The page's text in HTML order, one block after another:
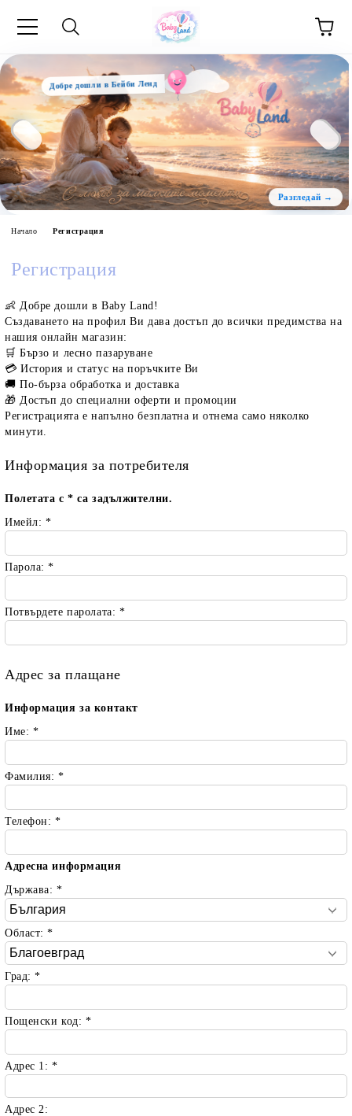
Добре дошли в Бейби Ленд
Начало Регистрация
Регистрация
👶Добре дошли в Baby Land!
Създаването на профил Ви дава достъп до всички предимства на
нашия онлайн магазин:
🛒 Бързо и лесно пазаруване
💳 История и статус на поръчките Ви
🚚 По-бърза обработка и доставка
🎁 Достъп до специални оферти и промоции
Регистрацията е напълно безплатна и отнема само няколко
минути.
Информация за потребителя
Полетата с* са задължителни.
Имейл: *
Парола:*
Потвърдете паролата: *
Адрес за плащане
Информация за контакт
Име: *
Фамилия:*
Телефон:*
Адресна информация
Държава:*
Област:*
Град:*
Пощенски код: *
Адрес 1:*
Адрес 2: